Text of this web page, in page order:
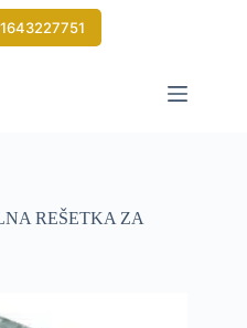
REŠETKA ZA